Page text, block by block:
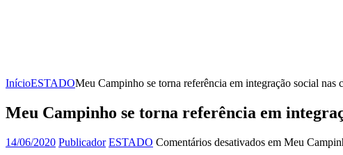
InícioESTADOMeu Campinho se torna referência em integração social nas
Meu Campinho se torna referência em
14/06/2020 Publicador ESTADO Comentários desativados em Meu